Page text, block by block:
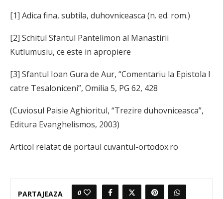
[1] Adica fina, subtila, duhovniceasca (n. ed. rom.)
[2] Schitul Sfantul Pantelimon al Manastirii
Kutlumusiu, ce este in apropiere
[3] Sfantul Ioan Gura de Aur, “Comentariu la Epistola I
catre Tesaloniceni”, Omilia 5, PG 62, 428
(Cuviosul Paisie Aghioritul, “Trezire duhovniceasca”,
Editura Evanghelismos, 2003)
Articol relatat de portaul cuvantul-ortodox.ro
PARTAJEAZA 0